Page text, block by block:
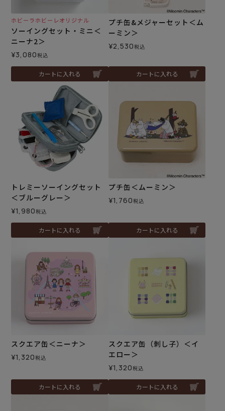
ホビーラホビーレオリジナル
ソーイングセット・ミニ＜
ニーナ2＞
¥3,080税込
カートに入れる
プチ缶&メジャーセット＜ム
ーミン＞
¥2,530税込
カートに入れる
トレミーソーイングセット
＜ブルーグレー＞
¥1,980税込
カートに入れる
プチ缶＜ムーミン＞
¥1,760税込
カートに入れる
スクエア缶＜ニーナ＞
¥1,320税込
カートに入れる
スクエア缶（刺し子）＜イ
エロー＞
¥1,320税込
カートに入れる